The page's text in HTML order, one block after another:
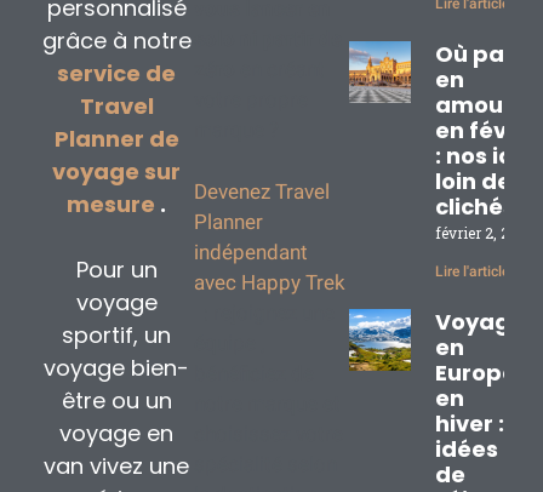
personnalisé
grâce à notre
service de
Travel
Planner de
voyage sur
mesure .
Pour un
voyage
sportif, un
voyage bien-
être ou un
voyage en
van vivez une
Devenez Travel
Planner
indépendant
avec Happy Trek
Où partir
en
en
: nos
loin des
clichés
février 2, 2026
Lire l'article »
Voyage
en
Europe
en
hiver : 3
idées
de